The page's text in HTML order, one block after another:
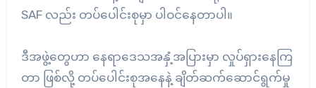
SAF လည်း တပ်ပေါင်းစုမှာ ပါဝင်နေတာပါ။
ဒီအဖွဲ့တွေဟာ နေရာဒေသအနှံ့အပြားမှာ လှုပ်ရှားနေကြ
တာ ဖြစ်လို့ တပ်ပေါင်းစုအနေနဲ့ ချိတ်ဆက်ဆောင်ရွက်မှု